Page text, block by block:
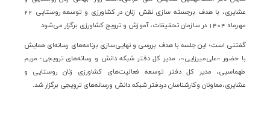
عشایری، با هدف برجسته سازی نقش زنان در کشاورزی و توسعه روستایی 22
مهرماه 1404 در سازمان تحقیقات، آموزش و ترویج کشاورزی برگزار می‌شود.
گفتنی است؛ این جلسه با هدف بررسی و نهایی‌سازی برنامه‌های رسانه‌ای همایش
با حضور «علی‌میرزایی»، مدیر کل دفتر شبکه دانش و رسانه‌های ترویجی؛ مریم
طهماسبی، مدیر کل دفتر توسعه فعالیت‌های کشاورزی زنان روستایی و
عشایری،معاونان وکارشناسان دردفتر شبکه دانش ورسانه‌های ترویجی برگزار شد.